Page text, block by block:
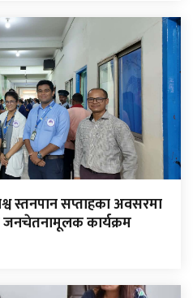
स्तनपान सप्ताहका अवसरमा
जनचेतनामूलक कार्यक्रम